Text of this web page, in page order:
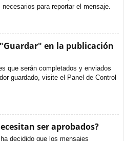
para reportar el mensaje.
en la publicación
que serán completados y enviados
guardado, visite el Panel de Control
ser aprobados?
decidido que los mensajes